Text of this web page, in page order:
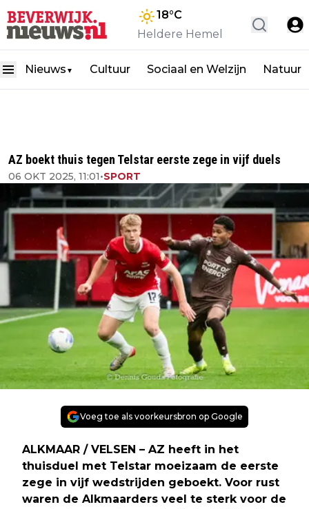
18°C
Heldere Hemel
Nieuws ▼ Cultuur Sociaal en Welzijn Natuur
AZ boekt thuis tegen Telstar eerste zege in vijf duels
06 OKT 2025, 11:01•SPORT
Voeg toe als voorkeursbron op Google
ALKMAAR / VELSEN – AZ heeft in het
thuisduel met Telstar moeizaam de eerste
zege in vijf wedstrijden geboekt. Voor rust
waren de Alkmaarders veel te sterk voor de